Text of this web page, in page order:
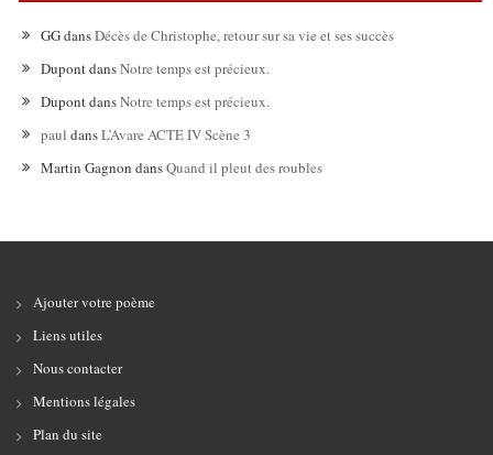
GGdansDécès de Christophe, retour sur sa vie et ses succès
DupontdansNotre temps est précieux.
DupontdansNotre temps est précieux.
paul dansL’Avare ACTE IV Scène 3
Martin Gagnon dansQuand il pleut des roubles
Ajouter votre poème
Liens utiles
Nous contacter
Mentions légales
Plan du site